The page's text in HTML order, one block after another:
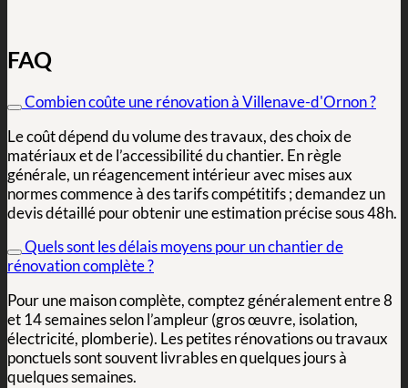
FAQ
Combien coûte une rénovation à Villenave-d'Ornon ?
Le coût dépend du volume des travaux, des choix de
matériaux et de l’accessibilité du chantier. En règle
générale, un réagencement intérieur avec mises aux
normes commence à des tarifs compétitifs ; demandez un
devis détaillé pour obtenir une estimation précise sous 48h.
Quels sont les délais moyens pour un chantier de
rénovation complète ?
Pour une maison complète, comptez généralement entre 8
et 14 semaines selon l’ampleur (gros œuvre, isolation,
électricité, plomberie). Les petites rénovations ou travaux
ponctuels sont souvent livrables en quelques jours à
quelques semaines.